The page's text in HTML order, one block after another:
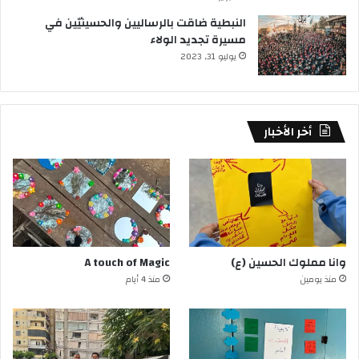
النبطية ضاقت بالرساليين والحسينيّين في
مسيرة تجديد الولاء
يوليو 31, 2023
أخر الأخبار
وانا مملوك الحسين (ع)
منذ يومين
A touch of Magic
منذ 4 أيام